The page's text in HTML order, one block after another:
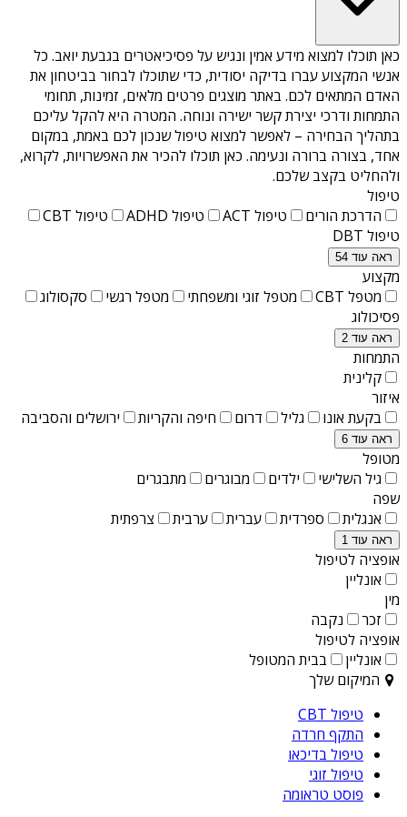
כאן תוכלו למצוא מידע אמין ונגיש על פסיכיאטרים בגבעת יואב. כל
אנשי המקצוע עברו בדיקה יסודית, כדי שתוכלו לבחור בביטחון את
האדם המתאים לכם. באתר מוצגים פרטים מלאים, זמינות, תחומי
התמחות ודרכי יצירת קשר ישירה ונוחה. המטרה היא להקל עליכם
בתהליך הבחירה – לאפשר למצוא טיפול שנכון לכם באמת, במקום
אחד, בצורה ברורה ונעימה. כאן תוכלו להכיר את האפשרויות, לקרוא,
ולהחליט בקצב שלכם.
טיפול
הדרכת הורים
טיפול ACT טיפול ADHD
טיפול CBT
טיפול DBT
ראה עוד 54
מקצוע
מטפל CBT
מטפל זוגי ומשפחתי מטפל רגשי
סקסולוג
פסיכולוג
ראה עוד 2
התמחות
קלינית
איזור
בקעת אונו
גליל דרום חיפה והקריות ירושלים והסביבה
ראה עוד 6
מטופל
גיל השלישי
ילדים מבוגרים
מתבגרים
שפה
אנגלית
ספרדית עברית ערבית צרפתית
ראה עוד 1
אופציה לטיפול
אונליין
מין
זכר
נקבה
אופציה לטיפול
אונליין
בבית המטופל
המיקום שלך
טיפול CBT
התקף חרדה
טיפול בדיכאו
טיפול זוגי
פוסט טראומה